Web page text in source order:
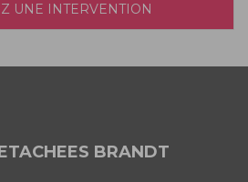
UNE INTERVENTION
BRANDT